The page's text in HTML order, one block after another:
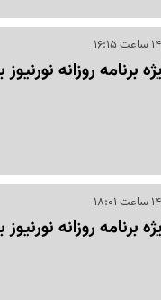
روزانه نورنیوز برای جام
روزانه نورنیوز برای جام